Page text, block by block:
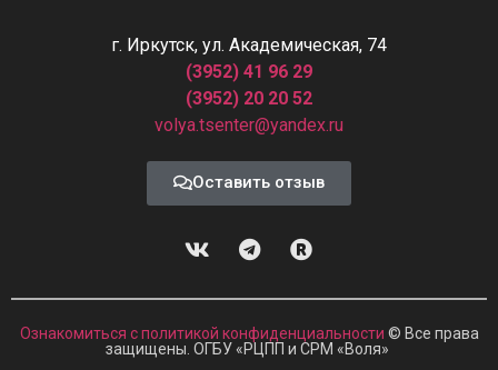
г. Иркутск, ул. Академическая, 74
(3952) 41 96 29
(3952) 20 20 52
volya.tsenter@yandex.ru
Оставить отзыв
Ознакомиться с политикой конфиденциальности © Все права
защищены. ОГБУ «РЦПП и СРМ «Воля»